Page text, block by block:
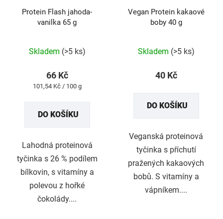
Protein Flash jahoda-
vanilka 65 g
Skladem (>5 ks)
66 Kč
Měrná
101,54 Kč / 100 g
DO KOŠÍKU
Lahodná proteinová
tyčinka s 26 % podílem
bílkovin, s vitamíny a
polevou z hořké
čokolády....
Vegan Protein kakaové
boby 40 g
hodnocení
je
z
hvězdiček.
Skladem (>5 ks)
40 Kč
DO KOŠÍKU
Veganská proteinová
tyčinka s příchutí
pražených kakaových
bobů. S vitamíny a
vápníkem....